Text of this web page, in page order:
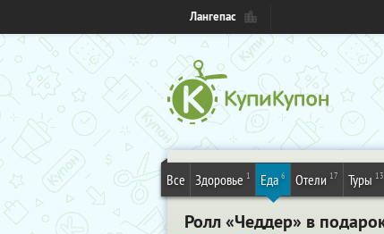
Лангепас
Все Здоровье 1 Еда 6 Отели 17 Туры 13
Ролл «Чеддер» в